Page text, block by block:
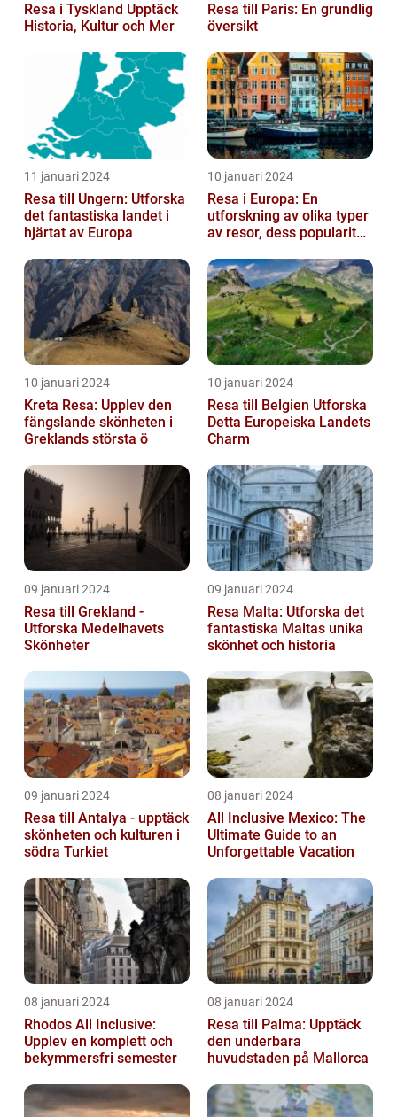
Resa i Tyskland Upptäck
Historia, Kultur och Mer
Resa till Paris: En grundlig
översikt
11 januari 2024
Resa till Ungern: Utforska
det fantastiska landet i
hjärtat av Europa
10 januari 2024
Resa i Europa: En
utforskning av olika typer
av resor, dess popularitet
10 januari 2024
Kreta Resa: Upplev den
fängslande skönheten i
Greklands största ö
10 januari 2024
Resa till Belgien Utforska
Detta Europeiska Landets
Charm
09 januari 2024
Resa till Grekland -
Utforska Medelhavets
Skönheter
09 januari 2024
Resa Malta: Utforska det
fantastiska Maltas unika
skönhet och historia
09 januari 2024
Resa till Antalya - upptäck
skönheten och kulturen i
södra Turkiet
08 januari 2024
All Inclusive Mexico: The
Ultimate Guide to an
Unforgettable Vacation
08 januari 2024
Rhodos All Inclusive:
Upplev en komplett och
bekymmersfri semester
08 januari 2024
Resa till Palma: Upptäck
den underbara
huvudstaden på Mallorca